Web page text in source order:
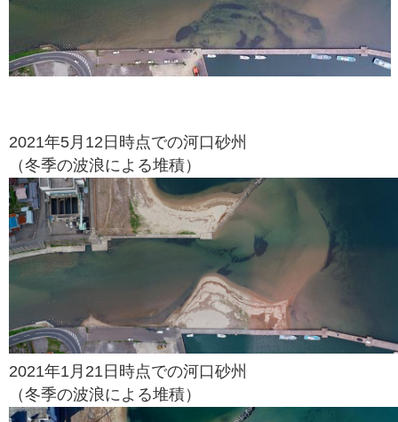
2021年5月12日時点での河口砂州
（冬季の波浪による堆積）
2021年1月21日時点での河口砂州
（冬季の波浪による堆積）